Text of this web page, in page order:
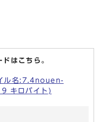
はこちら。
ル名:7.4nouen-
キロバイト)